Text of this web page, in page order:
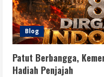
Blog
Patut Berbangga,
Hadiah Penjajah